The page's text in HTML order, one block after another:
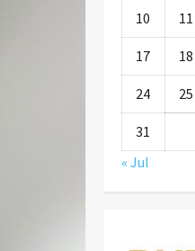
10 11
17 18
24 25
31
« Jul